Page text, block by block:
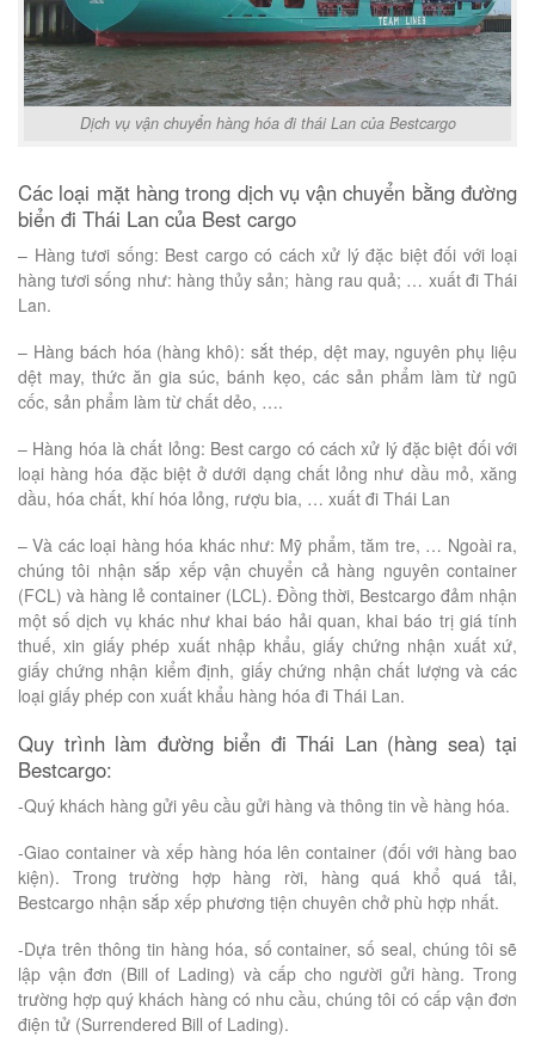
Dịch vụ vận chuyển hàng hóa đi thái Lan của Bestcargo
Các loại mặt hàng trong dịch vụ vận chuyển bằng đường
biển đi Thái Lan của Best cargo
– Hàng tươi sống: Best cargo có cách xử lý đặc biệt đối với loại
hàng tươi sống như: hàng thủy sản; hàng rau quả; … xuất đi Thái
Lan.
– Hàng bách hóa (hàng khô): sắt thép, dệt may, nguyên phụ liệu
dệt may, thức ăn gia súc, bánh kẹo, các sản phẩm làm từ ngũ
cốc, sản phẩm làm từ chất dẻo, ….
– Hàng hóa là chất lỏng: Best cargo có cách xử lý đặc biệt đối với
loại hàng hóa đặc biệt ở dưới dạng chất lỏng như dầu mỏ, xăng
dầu, hóa chất, khí hóa lỏng, rượu bia, … xuất đi Thái Lan
– Và các loại hàng hóa khác như: Mỹ phẩm, tăm tre, … Ngoài ra,
chúng tôi nhận sắp xếp vận chuyển cả hàng nguyên container
(FCL) và hàng lẻ container (LCL). Đồng thời, Bestcargo đảm nhận
một số dịch vụ khác như khai báo hải quan, khai báo trị giá tính
thuế, xin giấy phép xuất nhập khẩu, giấy chứng nhận xuất xứ,
giấy chứng nhận kiểm định, giấy chứng nhận chất lượng và các
loại giấy phép con xuất khẩu hàng hóa đi Thái Lan.
Quy trình làm đường biển đi Thái Lan (hàng sea) tại
Bestcargo:
-Quý khách hàng gửi yêu cầu gửi hàng và thông tin về hàng hóa.
-Giao container và xếp hàng hóa lên container (đối với hàng bao
kiện). Trong trường hợp hàng rời, hàng quá khổ quá tải,
Bestcargo nhận sắp xếp phương tiện chuyên chở phù hợp nhất.
-Dựa trên thông tin hàng hóa, số container, số seal, chúng tôi sẽ
lập vận đơn (Bill of Lading) và cấp cho người gửi hàng. Trong
trường hợp quý khách hàng có nhu cầu, chúng tôi có cấp vận đơn
điện tử (Surrendered Bill of Lading).